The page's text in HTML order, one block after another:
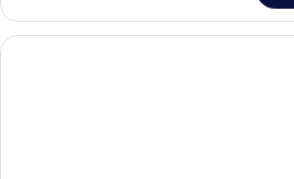
le
type
de